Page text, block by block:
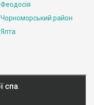
Феодосія
Чорноморський район
Ялта